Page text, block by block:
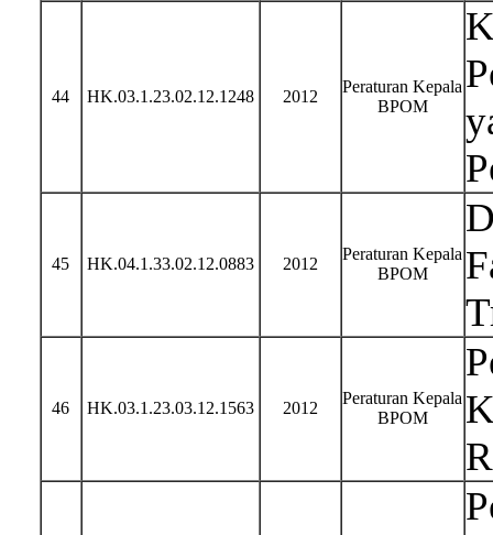
44 HK.03.1.23.02.12.1248 2012
Peraturan Kepala
BPOM
45 HK.04.1.33.02.12.0883 2012
Peraturan Kepala
BPOM
46 HK.03.1.23.03.12.1563 2012
Peraturan Kepala
BPOM